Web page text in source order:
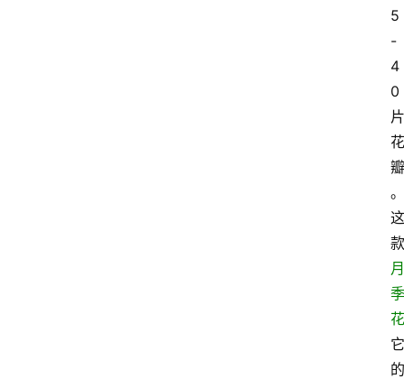
5
-
4
0
片
花
瓣
。
这
款
月
季
花
它
的